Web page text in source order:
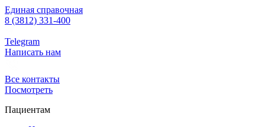
Единая справочная
8 (3812) 331-400
Telegram
Написать нам
Все контакты
Посмотреть
Пациентам